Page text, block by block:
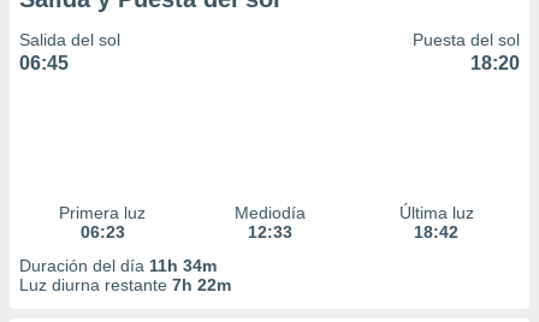
Salida del sol
06:45
Puesta del sol
18:20
Primera luz
06:23
Mediodía
12:33
Última luz
18:42
Duración del día 11h 34m
Luz diurna restante 7h 22m